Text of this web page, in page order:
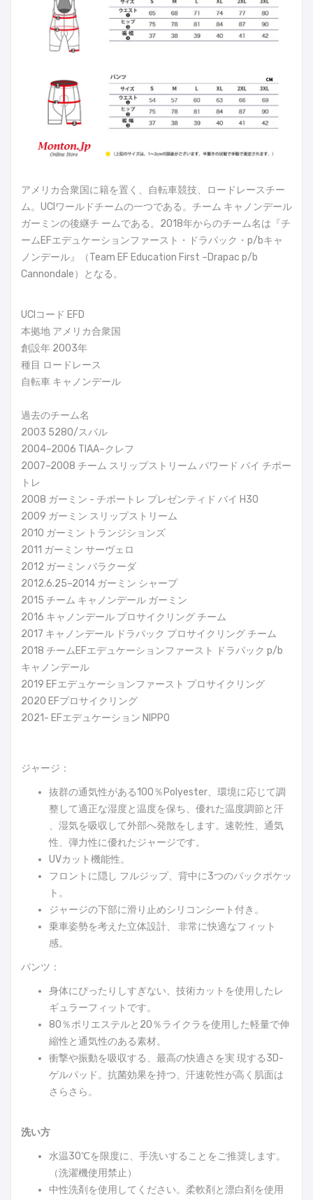
アメリカ合衆国に籍を置く、自転車競技、ロードレースチー
ム。UCIワールドチームの一つである。チーム キャノンデール
ガーミンの後継チ ームである。2018年からのチーム名は『チ
ームEFエデュケーションファースト・ドラパック・p/bキャ
ノンデール』（Team EF Education First –Drapac p/b
Cannondale）となる。
UCIコード EFD
本拠地 アメリカ合衆国
創設年 2003年
種目 ロードレース
自転車 キャノンデール
過去のチーム名
2003 5280/スバル
2004–2006 TIAA–クレフ
2007–2008 チーム スリップストリーム パワード バイ チポー
トレ
2008 ガーミン - チポートレ プレゼンティド バイ H30
2009 ガーミン スリップストリーム
2010 ガーミン トランジションズ
2011 ガーミン サーヴェロ
2012 ガーミン バラクーダ
2012.6.25–2014 ガーミン シャープ
2015 チーム キャノンデール ガーミン
2016 キャノンデール プロサイクリング チーム
2017 キャノンデール ドラパック プロサイクリング チーム
2018 チームEFエデュケーションファースト ドラパック p/b
キャノンデール
2019 EFエデュケーションファースト プロサイクリング
2020 EFプロサイクリング
2021- EFエデュケーション NIPPO
ジャージ：
抜群の通気性がある100％Polyester、環境に応じて調
整して適正な湿度と温度を保ち、優れた温度調節と汗
、湿気を吸収して外部へ発散をします。速乾性、通気
性、弾力性に優れたジャージです。
UVカット機能性。
フロントに隠し フルジップ、背中に3つのバックポケッ
ト。
ジャージの下部に滑り止めシリコンシート付き。
乗車姿勢を考えた立体設計、 非常に快適なフィット
感。
パンツ：
身体にぴったりしすぎない、技術カットを使用したレ
ギュラーフィットです。
80％ポリエステルと20％ライクラを使用した軽量で伸
縮性と通気性のある素材。
衝撃や振動を吸収する、最高の快適さを実 現する3D-
ゲルパッド。抗菌効果を持つ、汗速乾性が高く肌面は
さらさら。
洗い方
水温30℃を限度に、手洗いすることをご推奨します。
（洗濯機使用禁止）
中性洗剤を使用してください。柔軟剤と漂白剤を使用